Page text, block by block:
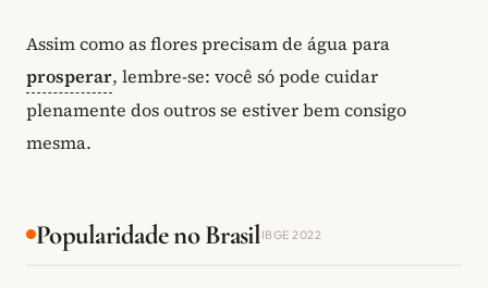
Assim como as flores precisam de água para
prosperar, lembre-se: você só pode cuidar
plenamente dos outros se estiver bem consigo
mesma.
Popularidade no BrasilIBGE 2022